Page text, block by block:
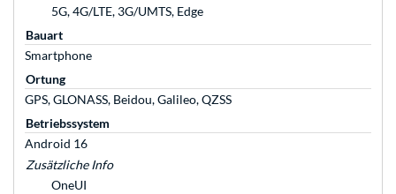
5G, 4G/LTE, 3G/UMTS, Edge
Bauart
Smartphone
Ortung
GPS, GLONASS, Beidou, Galileo, QZSS
Betriebssystem
Android 16
Zusätzliche Info
OneUI